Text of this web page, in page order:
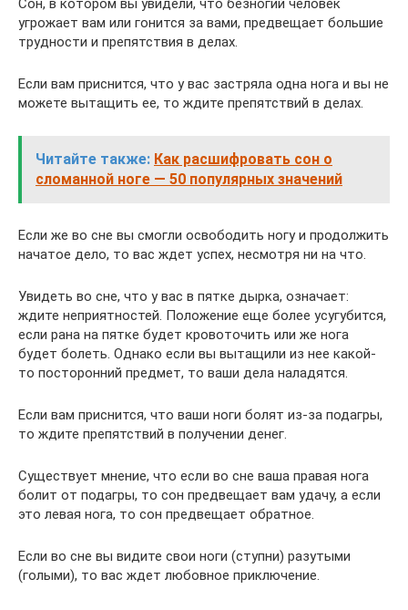
Сон, в котором вы увидели, что безногий человек
угрожает вам или гонится за вами, предвещает большие
трудности и препятствия в делах.
Если вам приснится, что у вас застряла одна нога и вы не
можете вытащить ее, то ждите препятствий в делах.
Читайте также: Как расшифровать сон о
сломанной ноге — 50 популярных значений
Если же во сне вы смогли освободить ногу и продолжить
начатое дело, то вас ждет успех, несмотря ни на что.
Увидеть во сне, что у вас в пятке дырка, означает:
ждите неприятностей. Положение еще более усугубится,
если рана на пятке будет кровоточить или же нога
будет болеть. Однако если вы вытащили из нее какой-
то посторонний предмет, то ваши дела наладятся.
Если вам приснится, что ваши ноги болят из-за подагры,
то ждите препятствий в получении денег.
Существует мнение, что если во сне ваша правая нога
болит от подагры, то сон предвещает вам удачу, а если
это левая нога, то сон предвещает обратное.
Если во сне вы видите свои ноги (ступни) разутыми
(голыми), то вас ждет любовное приключение.